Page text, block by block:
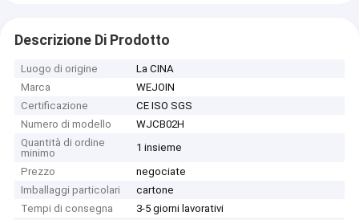
Descrizione Di Prodotto
Luogo di origine
La CINA
Marca
WEJOIN
Certificazione
CE ISO SGS
Numero di modello
WJCB02H
Quantità di ordine
minimo
1 insieme
Prezzo
negociate
Imballaggi particolari
cartone
Tempi di consegna
3-5 giorni lavorativi